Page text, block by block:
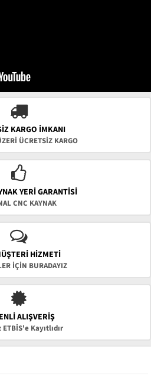
KARGO İMKANI
ÜCRETSİZ KARGO
YERI GARANTISI
CNC KAYNAK
HİZMETİ
İÇİN BURADAYIZ
ALIŞVERIŞ
Kayıtlıdır